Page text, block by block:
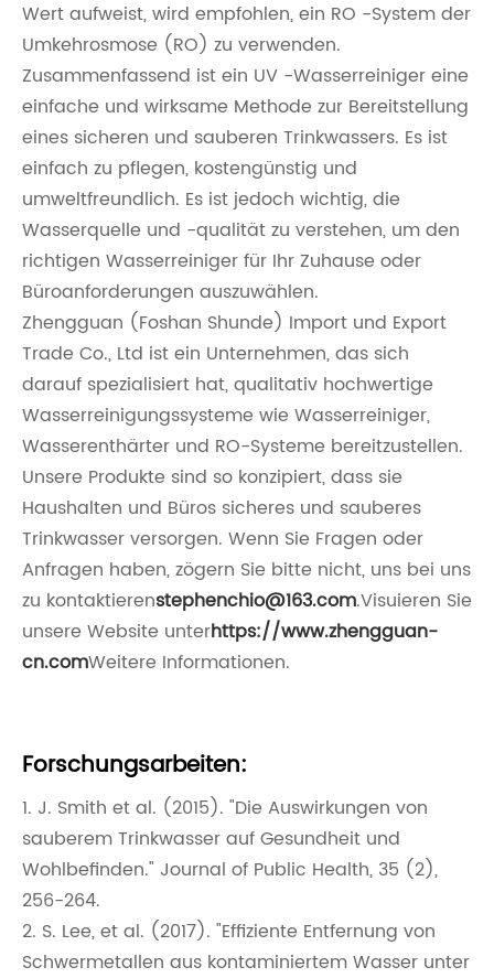
Wert aufweist, wird empfohlen, ein RO -System der
Umkehrosmose (RO) zu verwenden.
Zusammenfassend ist ein UV -Wasserreiniger eine
einfache und wirksame Methode zur Bereitstellung
eines sicheren und sauberen Trinkwassers. Es ist
einfach zu pflegen, kostengünstig und
umweltfreundlich. Es ist jedoch wichtig, die
Wasserquelle und -qualität zu verstehen, um den
richtigen Wasserreiniger für Ihr Zuhause oder
Büroanforderungen auszuwählen.
Zhengguan (Foshan Shunde) Import und Export
Trade Co., Ltd ist ein Unternehmen, das sich
darauf spezialisiert hat, qualitativ hochwertige
Wasserreinigungssysteme wie Wasserreiniger,
Wasserenthärter und RO-Systeme bereitzustellen.
Unsere Produkte sind so konzipiert, dass sie
Haushalten und Büros sicheres und sauberes
Trinkwasser versorgen. Wenn Sie Fragen oder
Anfragen haben, zögern Sie bitte nicht, uns bei uns
zu kontaktierenstephenchio@163.com.Visuieren Sie
unsere Website unterhttps://www.zhengguan-
cn.comWeitere Informationen.
Forschungsarbeiten:
1. J. Smith et al. (2015). "Die Auswirkungen von
sauberem Trinkwasser auf Gesundheit und
Wohlbefinden." Journal of Public Health, 35 (2),
256-264.
2. S. Lee, et al. (2017). "Effiziente Entfernung von
Schwermetallen aus kontaminiertem Wasser unter